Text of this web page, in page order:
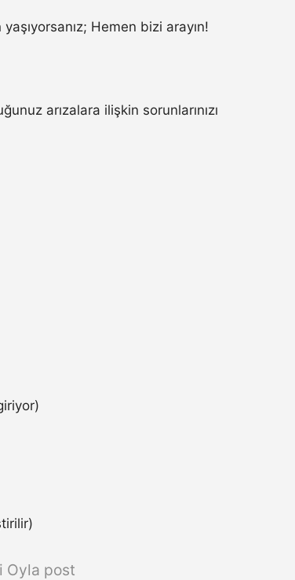
Hemen bizi arayın!
arızalara ilişkin sorunlarınızı
Oyla post